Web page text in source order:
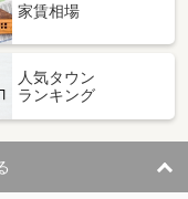
家賃相場
人気タウン
ランキング